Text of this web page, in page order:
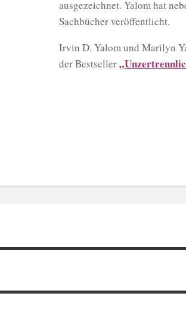
ausgezeichnet. Yalom hat
Sachbücher veröffentlicht.
Irvin D. Yalom und Marilyn
der Bestseller